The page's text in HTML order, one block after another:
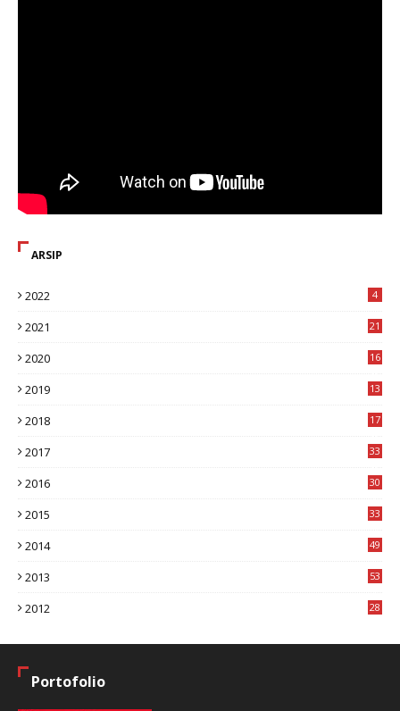
ARSIP
2022 4
2021 21
2020
16
2019
13
2018
17
2017
33
2016
30
2015
33
2014
49
2013
53
2012
28
Portofolio